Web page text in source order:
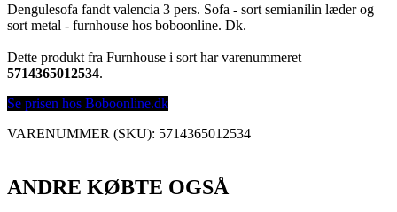
Dengulesofa fandt valencia 3 pers. Sofa - sort semianilin læder og
sort metal - furnhouse hos boboonline. Dk.
Dette produkt fra Furnhouse i sort har varenummeret
5714365012534.
Se prisen hos Boboonline.dk
VARENUMMER (SKU): 5714365012534
ANDRE KØBTE OGSÅ